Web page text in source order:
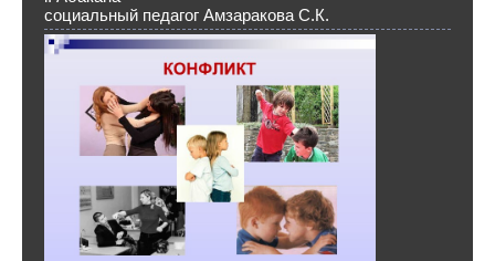
социальный педагог Амзаракова С.К.